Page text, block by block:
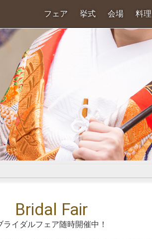
フェア 挙式 会場 料理
Bridal Fair
ライダルフェア随時開催中！